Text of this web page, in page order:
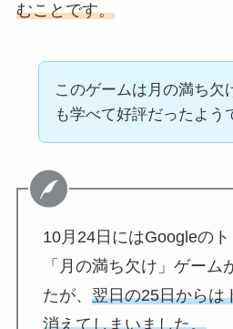
むことです。
このゲームは月の満ち欠
も学べて好評だったよう
10月24日にはGoogleの
「月の満ち欠け」ゲーム
たが、 翌日の25日からは
消えてしまいました。